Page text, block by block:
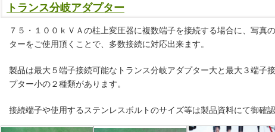
トランス分岐アダプター
７５・１００ｋＶＡの柱上変圧器に複数端子を接続する場合に、写真
ターをご使用頂くことで、多数接続に対応出来ます。
製品は最大５端子接続可能なトランス分岐アダプター大と最大３端子
プター小の２種類があります。
接続端子や使用するステンレスボルトのサイズ等は製品資料にて御確認